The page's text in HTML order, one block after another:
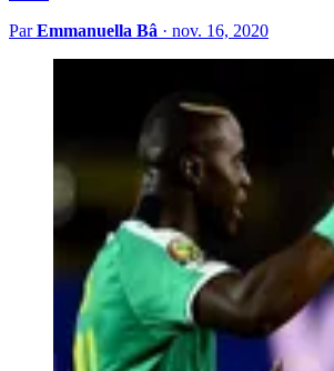
ParEmmanuella Bâ · nov. 16, 2020